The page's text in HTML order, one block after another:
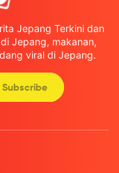
Jepang Terkini dan
Jepang, makanan,
viral di Jepang.
Subscribe